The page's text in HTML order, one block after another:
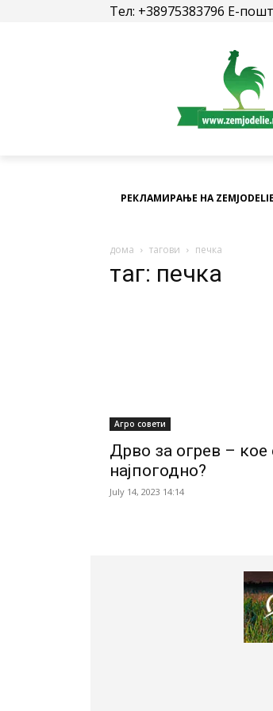
Тел: +38975383796 Е-
РЕКЛАМИРАЊЕ НА
дома тагови печка
таг: печка
Агро совети
Дрво за огрев – кое
најпогодно?
July 14, 2023 14:14